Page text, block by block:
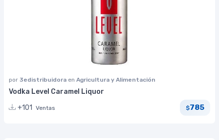
por 3edistribuidora en Agricultura y Alimentación
Vodka Level Caramel Liquor
+101
Ventas $785